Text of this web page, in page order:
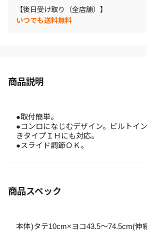
【後日受け取り（全店舗）】
いつでも送料無料
商品説明
●取付簡単。
●コンロになじむデザイン。ビルトイ
きタイプＩＨにも対応。
●スライド調節ＯＫ。
商品スペック
本体)タテ10cm×ヨコ43.5～74.5cm(